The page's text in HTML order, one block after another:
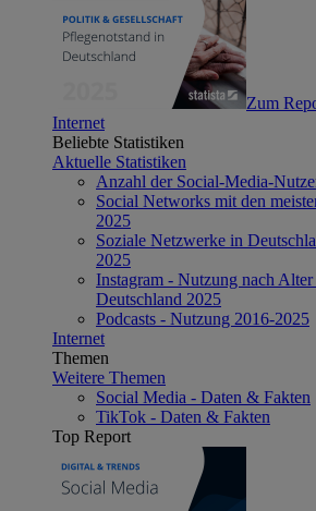
Zum
Internet
Beliebte Statistiken
Aktuelle Statistiken
Anzahl der Social-Media-
Social Networks mit den
2025
Soziale Netzwerke in
2025
Instagram - Nutzung nach
Deutschland 2025
Podcasts - Nutzung 2016-2025
Internet
Themen
Weitere Themen
Social Media - Daten & Fakten
TikTok - Daten & Fakten
Top Report